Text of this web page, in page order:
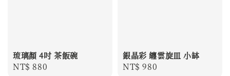
琉璃顏 4吋 茶飯碗
Regular
NT$ 880
銀晶彩 纏雲旋皿 小缽
Regular
NT$ 980